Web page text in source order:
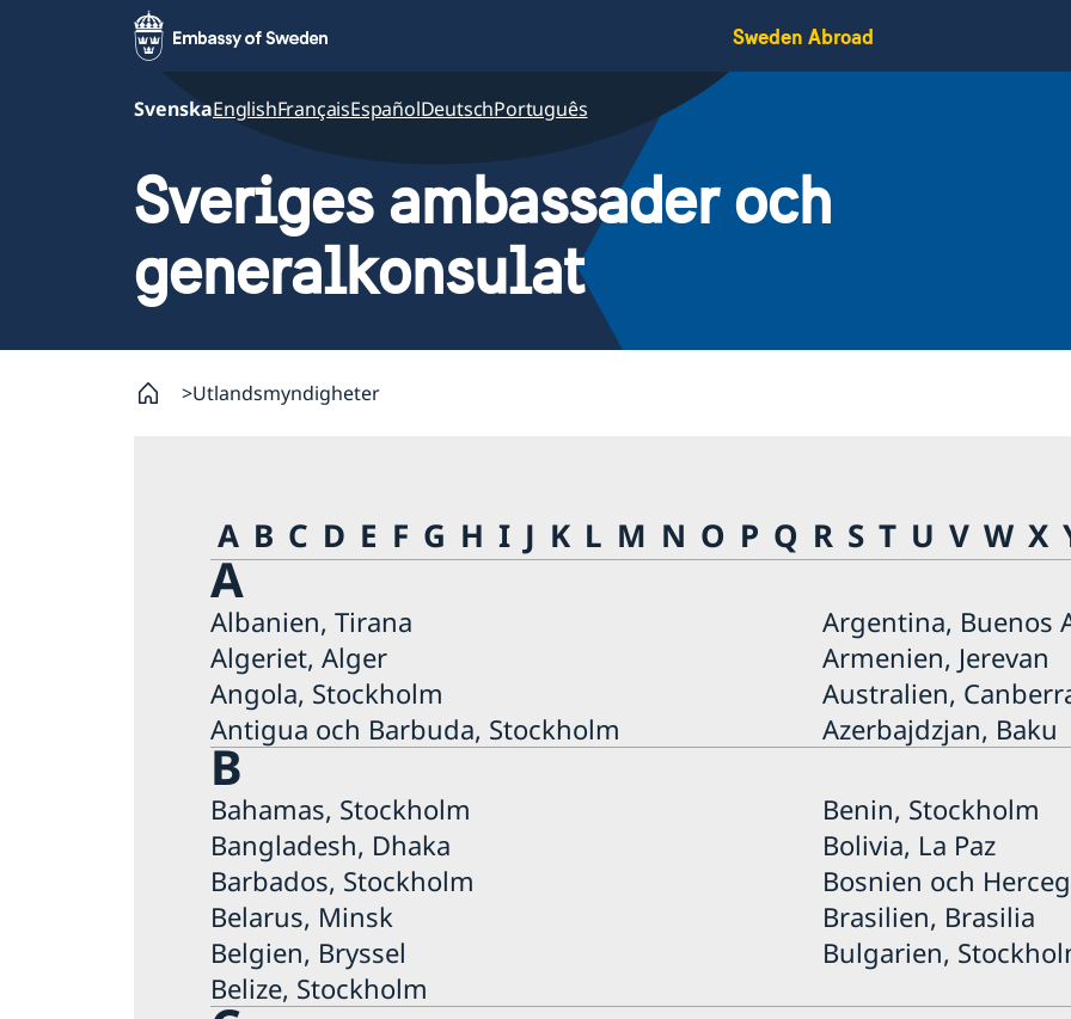
Sweden Abroad
SvenskaEnglishFrançaisEspañolDeutschPortuguês
Sveriges ambassader och
generalkonsulat
Utlandsmyndigheter
A B C D E F G H I J K L M N O P Q R S T U V W X
A
Albanien, Tirana
Algeriet, Alger
Angola, Stockholm
Antigua och Barbuda, Stockholm
Argentina, Buenos
Armenien, Jerevan
Australien,
Azerbajdzjan, Baku
B
Bahamas, Stockholm
Bangladesh, Dhaka
Barbados, Stockholm
Belarus, Minsk
Belgien, Bryssel
Belize, Stockholm
Benin, Stockholm
Bolivia, La Paz
Bosnien och
Brasilien, Brasilia
Bulgarien,